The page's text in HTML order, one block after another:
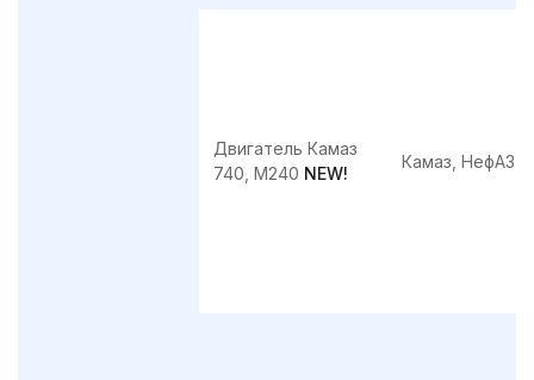
Двигатель Камаз
740, M240 NEW!
Камаз, НефАЗ